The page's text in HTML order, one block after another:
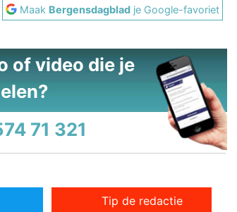
Maak Bergensdagblad je Google-favoriet
of video die je
71 321
Tip de redactie